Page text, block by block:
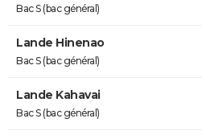
Bac S (bac général)
Lande Hinenao
Bac S (bac général)
Lande Kahavai
Bac S (bac général)